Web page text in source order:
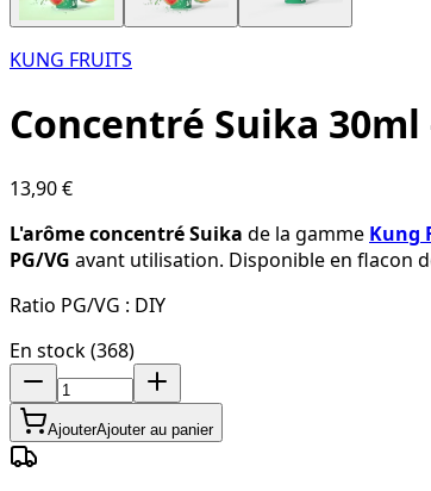
KUNG FRUITS
Concentré Suika
13,90 €
L'arôme concentré Suika de la gamme Kung
PG/VG avant utilisation. Disponible en flacon
Ratio PG/VG : DIY
En stock (368)
AjouterAjouter au panier